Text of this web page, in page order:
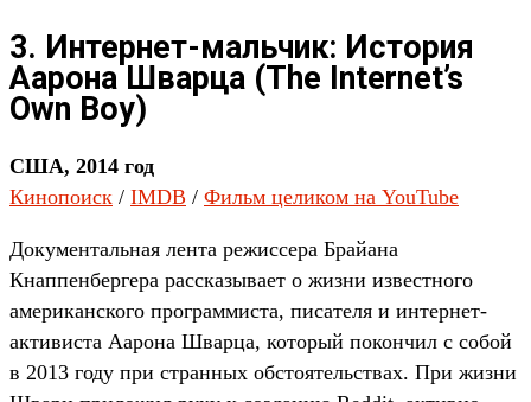
3. Интернет-мальчик: История
Аарона Шварца (The Internet’s
Own Boy)
США, 2014 год
Кинопоиск / IMDB / Фильм целиком на YouTube
Документальная лента режиссера Брайана
Кнаппенбергера рассказывает о жизни известного
американского программиста, писателя и интернет-
активиста Аарона Шварца, который покончил с собой
в 2013 году при странных обстоятельствах. При жизни